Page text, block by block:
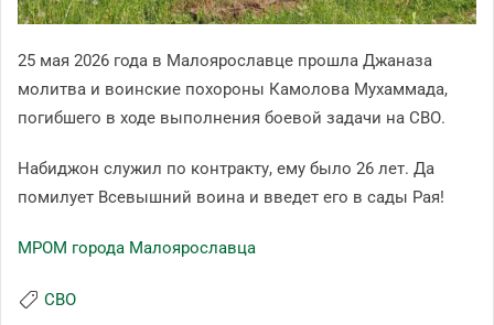
25 мая 2026 года в Малоярославце прошла Джаназа
молитва и воинские похороны Камолова Мухаммада,
погибшего в ходе выполнения боевой задачи на СВО.
Набиджон служил по контракту, ему было 26 лет. Да
помилует Всевышний воина и введет его в сады Рая!
МРОМ города Малоярославца
СВО